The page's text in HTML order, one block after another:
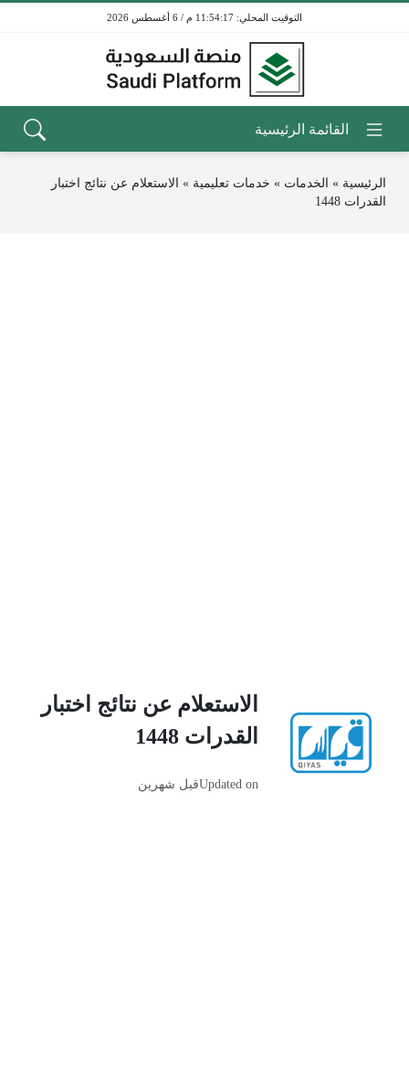
11:54:17 م / 6 أغسطس 2026
الرئيسية » الخدمات » خدمات تعليمية » الاستعلام عن نتائج اختبار
القدرات 1448
الاستعلام عن نتائج اختبار
القدرات 1448
Updated onقبل شهرين